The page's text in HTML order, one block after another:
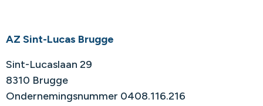
AZ Sint-Lucas Brugge
Sint-Lucaslaan 29
8310 Brugge
Ondernemingsnummer 0408.116.216